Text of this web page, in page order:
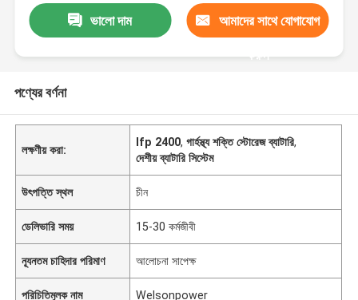
ভালো দাম আমাদের সাথে যোগাযোগ
করুন
পণ্যের বর্ণনা
লক্ষণীয় করা:
lfp 2400,গার্হস্থ্য শক্তি স্টোরেজ ব্যাটারি,
দেশীয় ব্যাটারি সিস্টেম
উৎপত্তি স্থল চীন
ডেলিভারি সময় 15-30 কর্মজীবী
ন্যূনতম চাহিদার পরিমাণ আলোচনা সাপেক্ষ
পরিচিতিমুলক নাম Welsonpower